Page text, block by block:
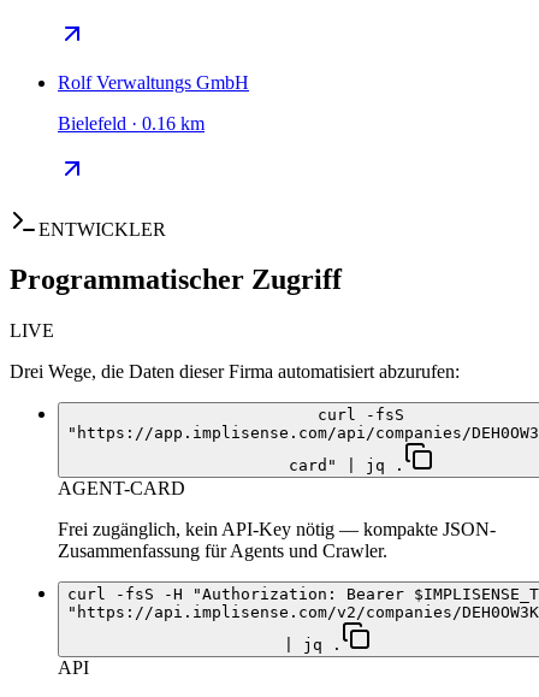
Rolf Verwaltungs GmbH
Bielefeld · 0.16 km
ENTWICKLER
Programmatischer Zugriff
LIVE
Drei Wege, die Daten dieser Firma automatisiert abzurufen:
curl -fsS
"https://app.implisense.com/api/companies/
card" | jq .
AGENT-CARD
Frei zugänglich, kein API-Key nötig — kompakte JSON-
Zusammenfassung für Agents und Crawler.
curl -fsS -H "Authorization: Bearer
"https://api.implisense.com/v2/companies/
| jq .
API